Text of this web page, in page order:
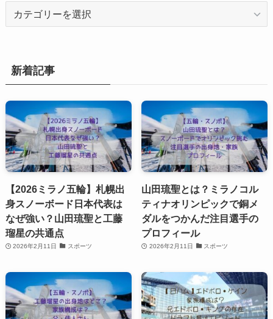
ー新着記事
【2026ミラノ五輪】札幌出
身スノーボード日本代表は
なぜ強い？山田琉聖と工藤
瑠星の共通点
2026年2月11日 スポーツ
山田琉聖とは？ミラノコル
ティナオリンピックで銅メ
ダルをつかんだ注目選手の
プロフィール
2026年2月11日 スポーツ